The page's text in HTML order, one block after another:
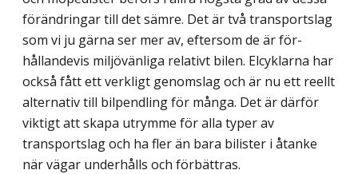
förändringar till det sämre. Det är två transportslag
som vi ju gärna ser mer av, eftersom de är för­
hållandevis miljövänliga relativt bilen. Elcyklarna har
också fått ett verkligt genomslag och är nu ett reellt
alternativ till bilpendling för många. Det är därför
viktigt att skapa utrymme för alla typer av
transportslag och ha fler än bara bilister i åtanke
när vägar underhålls och förbättras.